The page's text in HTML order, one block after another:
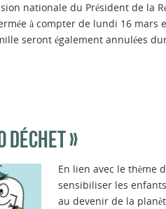
nationale du Président de la
à compter de lundi 16
seront également annulées
DÉCHET »
En lien avec le thème
sensibiliser les
au devenir de la